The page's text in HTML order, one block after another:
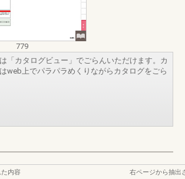
779
「カタログビュー」でごらんいただけます。カ
web上でパラパラめくりながらカタログをごら
内容
右ページから抽出